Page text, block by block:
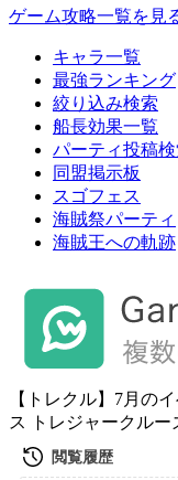
ゲーム攻略一覧を見
キャラ一覧
最強ランキング
絞り込み検索
船長効果一覧
パーティ投稿検
同盟掲示板
スゴフェス
海賊祭パーティ
海賊王への軌跡
【トレクル】7月の
ス トレジャークルー